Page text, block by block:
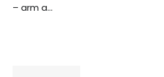
– arm a...